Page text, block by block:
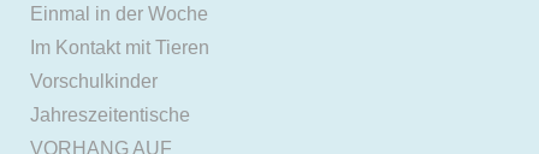
Einmal in der Woche
Im Kontakt mit Tieren
Vorschulkinder
Jahreszeitentische
VORHANG AUF